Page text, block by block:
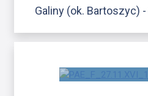
Galiny (ok. Bartoszyc)